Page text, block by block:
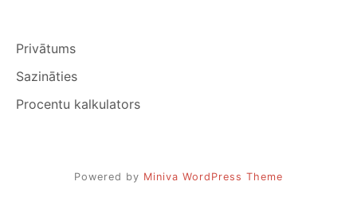
Privātums
Sazināties
Procentu kalkulators
Powered by Miniva WordPress Theme